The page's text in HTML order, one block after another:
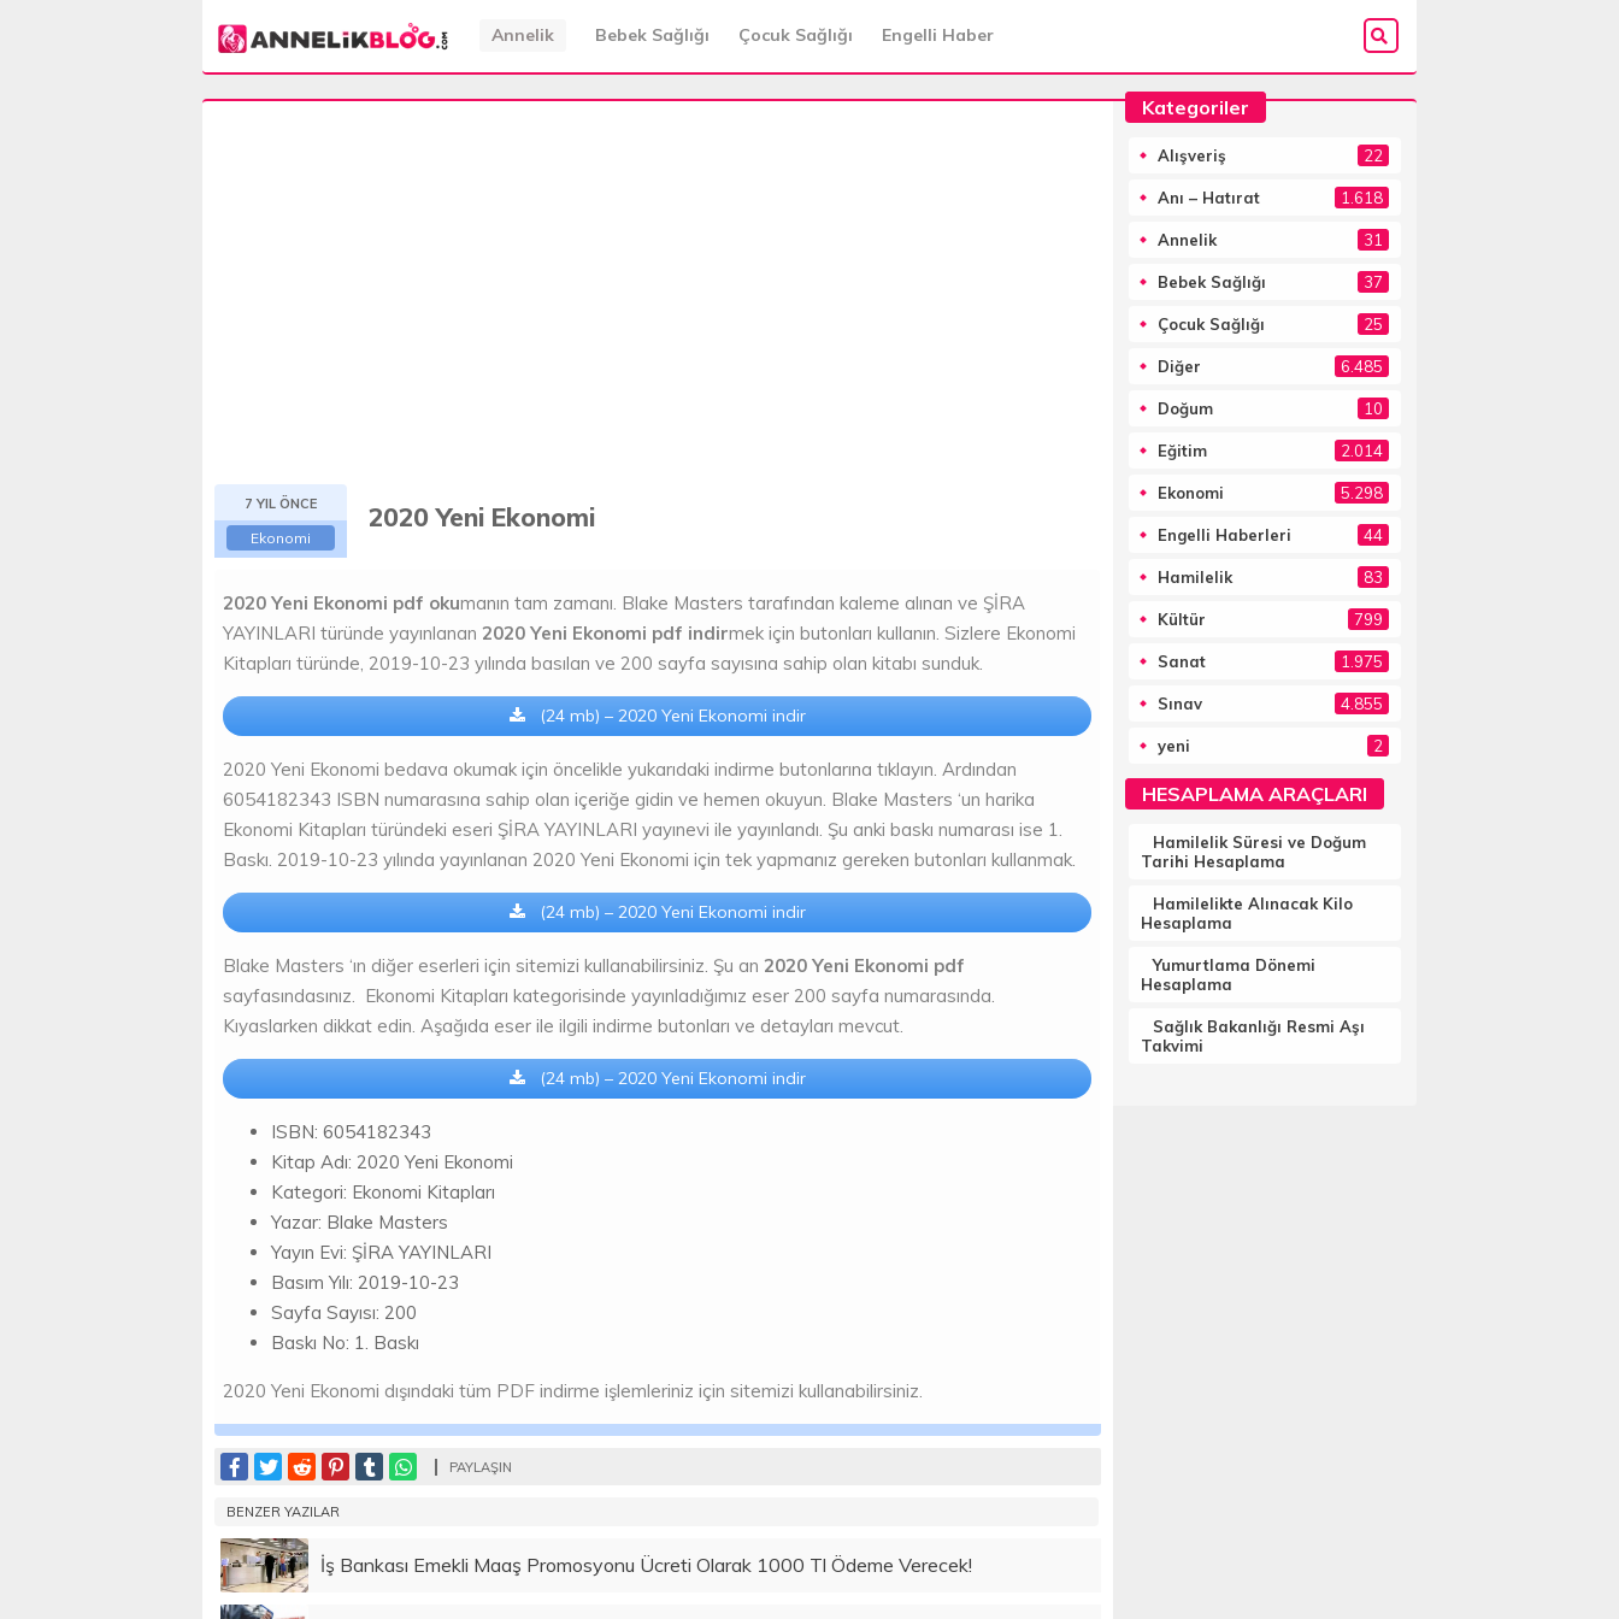
Annelik Bebek Sağlığı Çocuk Sağlığı Engelli Haber
7 YIL ÖNCE
Ekonomi
2020 Yeni Ekonomi
2020 Yeni Ekonomi pdf okumanın tam zamanı. Blake Masters tarafından kaleme alınan ve ŞİRA
YAYINLARI türünde yayınlanan 2020 Yeni Ekonomi pdf indirmek için butonları kullanın. Sizlere Ekonomi
Kitapları türünde, 2019-10-23 yılında basılan ve 200 sayfa sayısına sahip olan kitabı sunduk.
(24 mb) – 2020 Yeni Ekonomi indir
2020 Yeni Ekonomi bedava okumak için öncelikle yukarıdaki indirme butonlarına tıklayın. Ardından
6054182343 ISBN numarasına sahip olan içeriğe gidin ve hemen okuyun. Blake Masters ‘un harika
Ekonomi Kitapları türündeki eseri ŞİRA YAYINLARI yayınevi ile yayınlandı. Şu anki baskı numarası ise 1.
Baskı. 2019-10-23 yılında yayınlanan 2020 Yeni Ekonomi için tek yapmanız gereken butonları kullanmak.
(24 mb) – 2020 Yeni Ekonomi indir
Blake Masters ‘ın diğer eserleri için sitemizi kullanabilirsiniz. Şu an 2020 Yeni Ekonomi pdf
sayfasındasınız. Ekonomi Kitapları kategorisinde yayınladığımız eser 200 sayfa numarasında.
Kıyaslarken dikkat edin. Aşağıda eser ile ilgili indirme butonları ve detayları mevcut.
(24 mb) – 2020 Yeni Ekonomi indir
ISBN: 6054182343
Kitap Adı: 2020 Yeni Ekonomi
Kategori: Ekonomi Kitapları
Yazar: Blake Masters
Yayın Evi: ŞİRA YAYINLARI
Basım Yılı: 2019-10-23
Sayfa Sayısı: 200
Baskı No: 1. Baskı
2020 Yeni Ekonomi dışındaki tüm PDF indirme işlemleriniz için sitemizi kullanabilirsiniz.
PAYLAŞIN
BENZER YAZILAR
İş Bankası Emekli Maaş Promosyonu Ücreti Olarak 1000 Tl Ödeme Verecek!
Kategoriler
Alışveriş 22
Anı – Hatırat 1.618
Annelik 31
Bebek Sağlığı 37
Çocuk Sağlığı 25
Diğer 6.485
Doğum 10
Eğitim 2.014
Ekonomi 5.298
Engelli Haberleri 44
Hamilelik 83
Kültür 799
Sanat 1.975
Sınav 4.855
yeni 2
HESAPLAMA ARAÇLARI
Hamilelik Süresi ve Doğum
Tarihi Hesaplama
Hamilelikte Alınacak Kilo
Hesaplama
Yumurtlama Dönemi
Hesaplama
Sağlık Bakanlığı Resmi Aşı
Takvimi